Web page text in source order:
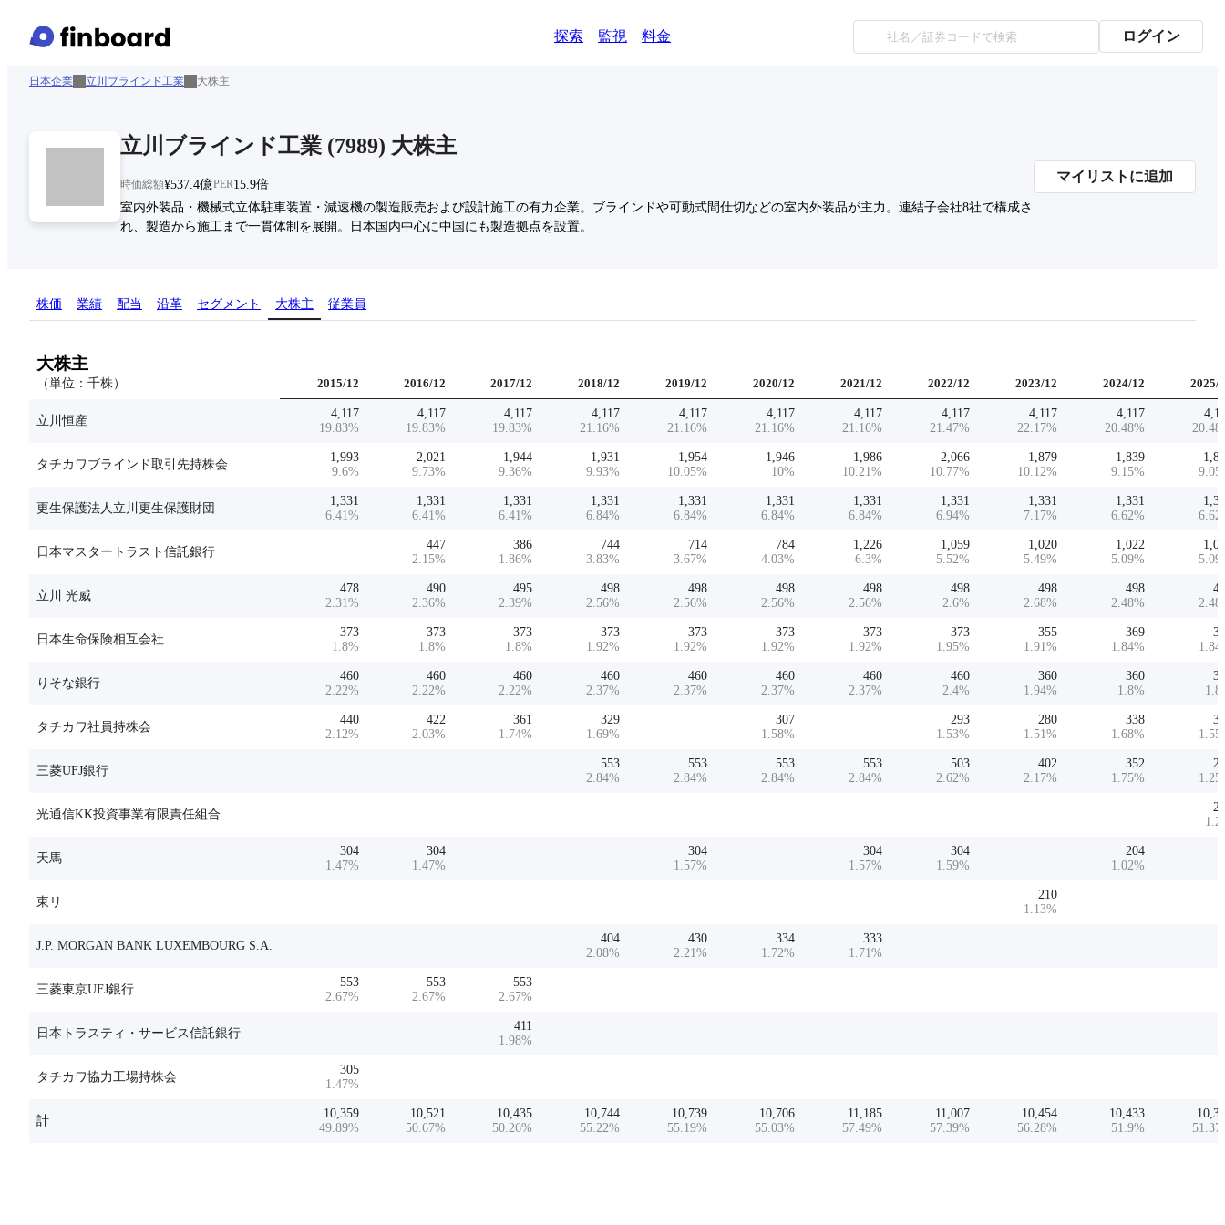
探索 監視 料金 ログイン
日本企業 立川ブラインド工業 大株主
立川ブラインド工業 (7989) 大株主
時価総額¥537.4億PER15.9倍
室内外装品・機械式立体駐車装置・減速機の製造販売および設計施工の有力企業。ブラインドや可動式間仕切などの室内外装品が主力。連結子会社8社で構成さ
れ、製造から施工まで一貫体制を展開。日本国内中心に中国にも製造拠点を設置。
マイリストに追加
株価 業績 配当 沿革 セグメント 大株主 従業員
大株主
（単位：千株） 2015/12 2016/12 2017/12 2018/12 2019/12 2020/12 2021/12 2022/12 2023/12 2024/12 2025/
立川恒産
4,117
19.83%
4,117
19.83%
4,117
19.83%
4,117
21.16%
4,117
21.16%
4,117
21.16%
4,117
21.16%
4,117
21.47%
4,117
22.17%
4,117
20.48%
20.48
タチカワブラインド取引先持株会
1,993
9.6%
2,021
9.73%
1,944
9.36%
1,931
9.93%
1,954
10.05%
1,946
10%
1,986
10.21 %
2,066
10.77%
1,879
10.12%
1,839
9.15%
9.05
更生保護法人立川更生保護財団
1,331
6.41 %
1,331
6.41 %
1,331
6.41 %
1,331
6.84%
1,331
6.84%
1,331
6.84%
1,331
6.84%
1,331
6.94%
1,331
7.17%
1,331
6.62%
6.62
日本マスタートラスト信託銀行
447
2.15%
386
1.86%
744
3.83%
714
3.67%
784
4.03%
1,226
6.3%
1,059
5.52%
1,020
5.49%
1,022
5.09%
5.09
立川 光威
478
2.31 %
490
2.36%
495
2.39%
498
2.56%
498
2.56%
498
2.56%
498
2.56%
498
2.6%
498
2.68%
498
2.48%
2.48
日本生命保険相互会社
373
1.8%
373
1.8%
373
1.8%
373
1.92%
373
1.92%
373
1.92%
373
1.92%
373
1.95%
355
1.91 %
369
1.84%
1.84
りそな銀行
460
2.22%
460
2.22%
460
2.22%
460
2.37%
460
2.37%
460
2.37%
460
2.37%
460
2.4%
360
1.94%
360
1.8%
1.8
タチカワ社員持株会
440
2.12%
422
2.03%
361
1.74%
329
1.69%
307
1.58%
293
1.53%
280
1.51 %
338
1.68%
1.55
三菱UFJ銀行
553
2.84%
553
2.84%
553
2.84%
553
2.84%
503
2.62%
402
2.17%
352
1.75%
1.25
光通信KK投資事業有限責任組合
1.2
天馬
304
1.47%
304
1.47%
304
1.57%
304
1.57%
304
1.59%
204
1.02%
東リ
210
1.13%
J.P. MORGAN BANK LUXEMBOURG S.A.
404
2.08%
430
2.21 %
334
1.72%
333
1.71 %
三菱東京UFJ銀行
553
2.67%
553
2.67%
553
2.67%
日本トラスティ・サービス信託銀行
411
1.98%
タチカワ協力工場持株会
305
1.47%
計
10,359
49.89%
10,521
50.67%
10,435
50.26%
10,744
55.22%
10,739
55.19%
10,706
55.03%
11,185
57.49%
11,007
57.39%
10,454
56.28%
10,433
51.9%
51.37